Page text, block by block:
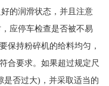
的润滑状态，并且注意
应停车检查是否被不易
保持粉碎机的给料均匀，
合要求。如果超过规定尺
是否过大)，并采取适当的